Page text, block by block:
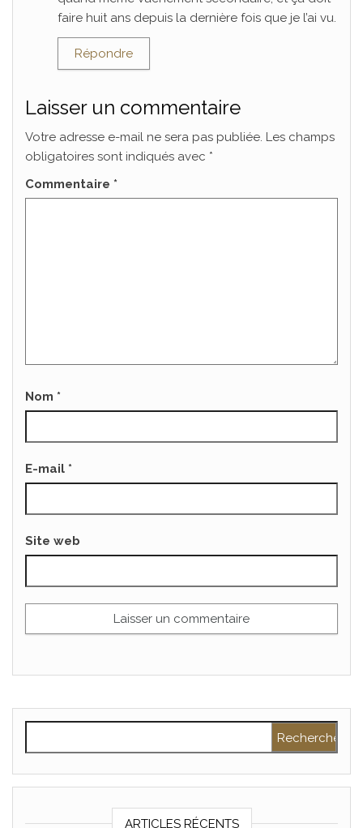
faire huit ans depuis la dernière fois que je l’ai vu.
Répondre
Laisser un commentaire
Votre adresse e-mail ne sera pas publiée. Les champs
obligatoires sont indiqués avec *
Commentaire *
Nom *
E-mail *
Site web
ARTICLES RÉCENTS